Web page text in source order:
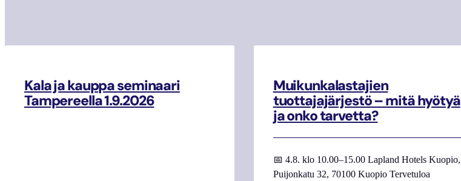
Kala ja kauppa seminaari
Tampereella 1.9.2026
Muikunkalastajien
tuottajajärjestö – mitä hyötyä
ja onko tarvetta?
📅 4.8. klo 10.00–15.00 Lapland Hotels Kuopio,
Puijonkatu 32, 70100 Kuopio Tervetuloa